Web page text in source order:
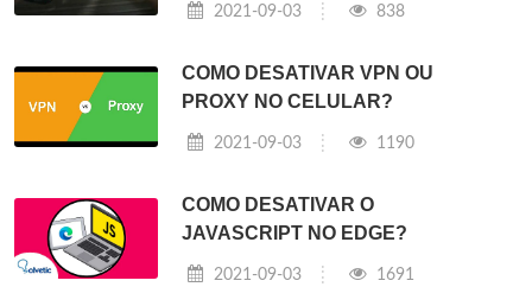
2021-09-03 838
COMO DESATIVAR VPN OU
PROXY NO CELULAR?
2021-09-03 1190
COMO DESATIVAR O
JAVASCRIPT NO EDGE?
2021-09-03 1691